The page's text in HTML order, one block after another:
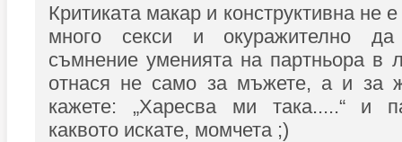
Критиката макар и конструктивна не
много секси и окуражително
съмнение уменията на партньора в
отнася не само за мъжете, а и за
кажете: „Харесва ми така.....“ и
каквото искате, момчета ;)